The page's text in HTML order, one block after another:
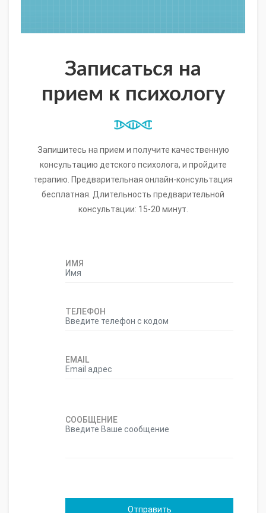
Записаться на
прием к психологу
Запишитесь на прием и получите качественную
консультацию детского психолога, и пройдите
терапию. Предварительная онлайн-консультация
бесплатная. Длительность предварительной
консультации: 15-20 минут.
ИМЯ
ТЕЛЕФОН
EMAIL
СООБЩЕНИЕ